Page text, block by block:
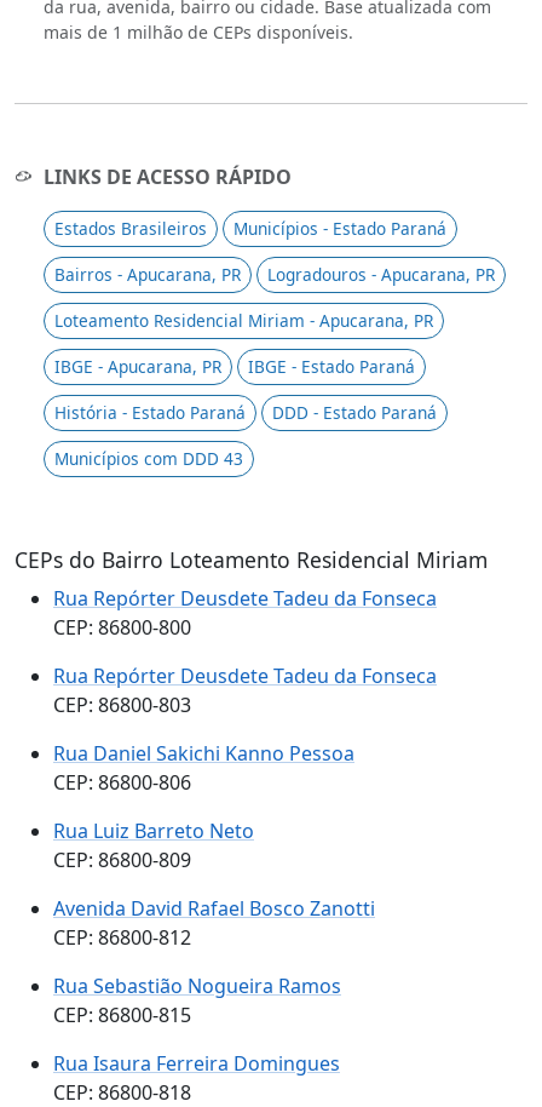
da rua, avenida, bairro ou cidade. Base atualizada com
mais de 1 milhão de CEPs disponíveis.
LINKS DE ACESSO RÁPIDO
Estados Brasileiros
Municípios - Estado Paraná
Bairros - Apucarana, PR
Logradouros - Apucarana, PR
Loteamento Residencial Miriam - Apucarana, PR
IBGE - Apucarana, PR
IBGE - Estado Paraná
História - Estado Paraná
DDD - Estado Paraná
Municípios com DDD 43
CEPs do Bairro Loteamento Residencial Miriam
Rua Repórter Deusdete Tadeu da Fonseca
CEP: 86800-800
Rua Repórter Deusdete Tadeu da Fonseca
CEP: 86800-803
Rua Daniel Sakichi Kanno Pessoa
CEP: 86800-806
Rua Luiz Barreto Neto
CEP: 86800-809
Avenida David Rafael Bosco Zanotti
CEP: 86800-812
Rua Sebastião Nogueira Ramos
CEP: 86800-815
Rua Isaura Ferreira Domingues
CEP: 86800-818